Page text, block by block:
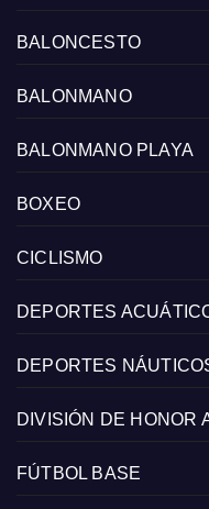
BALONCESTO
BALONMANO
BALONMANO PLAYA
BOXEO
CICLISMO
DEPORTES
DEPORTES
DIVISIÓN DE HONOR
FÚTBOL BASE